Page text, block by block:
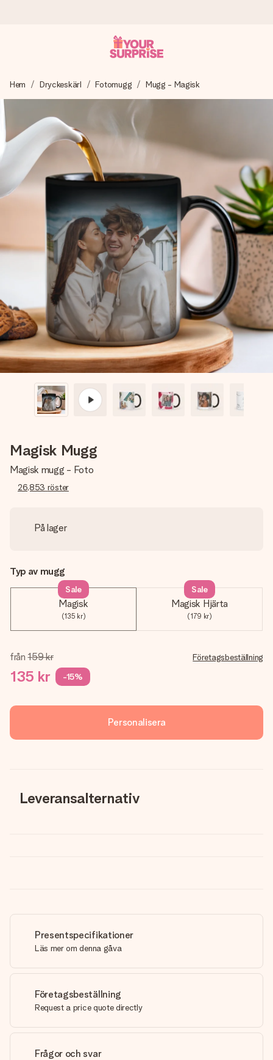
Vi skapar din gåva med omsorg och skickar den blixtsnabbt
– så att du kan ge den i precis rätt tid, när det betyder som
4,6 (baserat på +15 000 recensioner)
Våra gåvor inspirerar. Kunder ger oss 4,6 på Google
Gratis hälsning
Skapa något unikt med bara några få steg – med hennes
namn, ditt foto eller ett meddelande som verkligen berör
hennes hjärta. Inget krångel, bara med all kärlek för stunden.
Hem Dryckeskärl Fotomugg Mugg - Magisk
Magisk Mugg
Magisk mugg - Foto
26,853 röster
På lager
Typ av mugg
Magisk
(135 kr)
Sale
Magisk Hjärta
(179 kr)
Sale
från 159 kr
135 kr -15%
Företagsbeställning
Personalisera
Leveransalternativ
Presentspecifikationer
Läs mer om denna gåva
Företagsbeställning
Request a price quote directly
Frågor och svar